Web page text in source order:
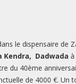
le dispensaire de
Kendra, Dadwada à
du 40ème
de 4000 €. Un